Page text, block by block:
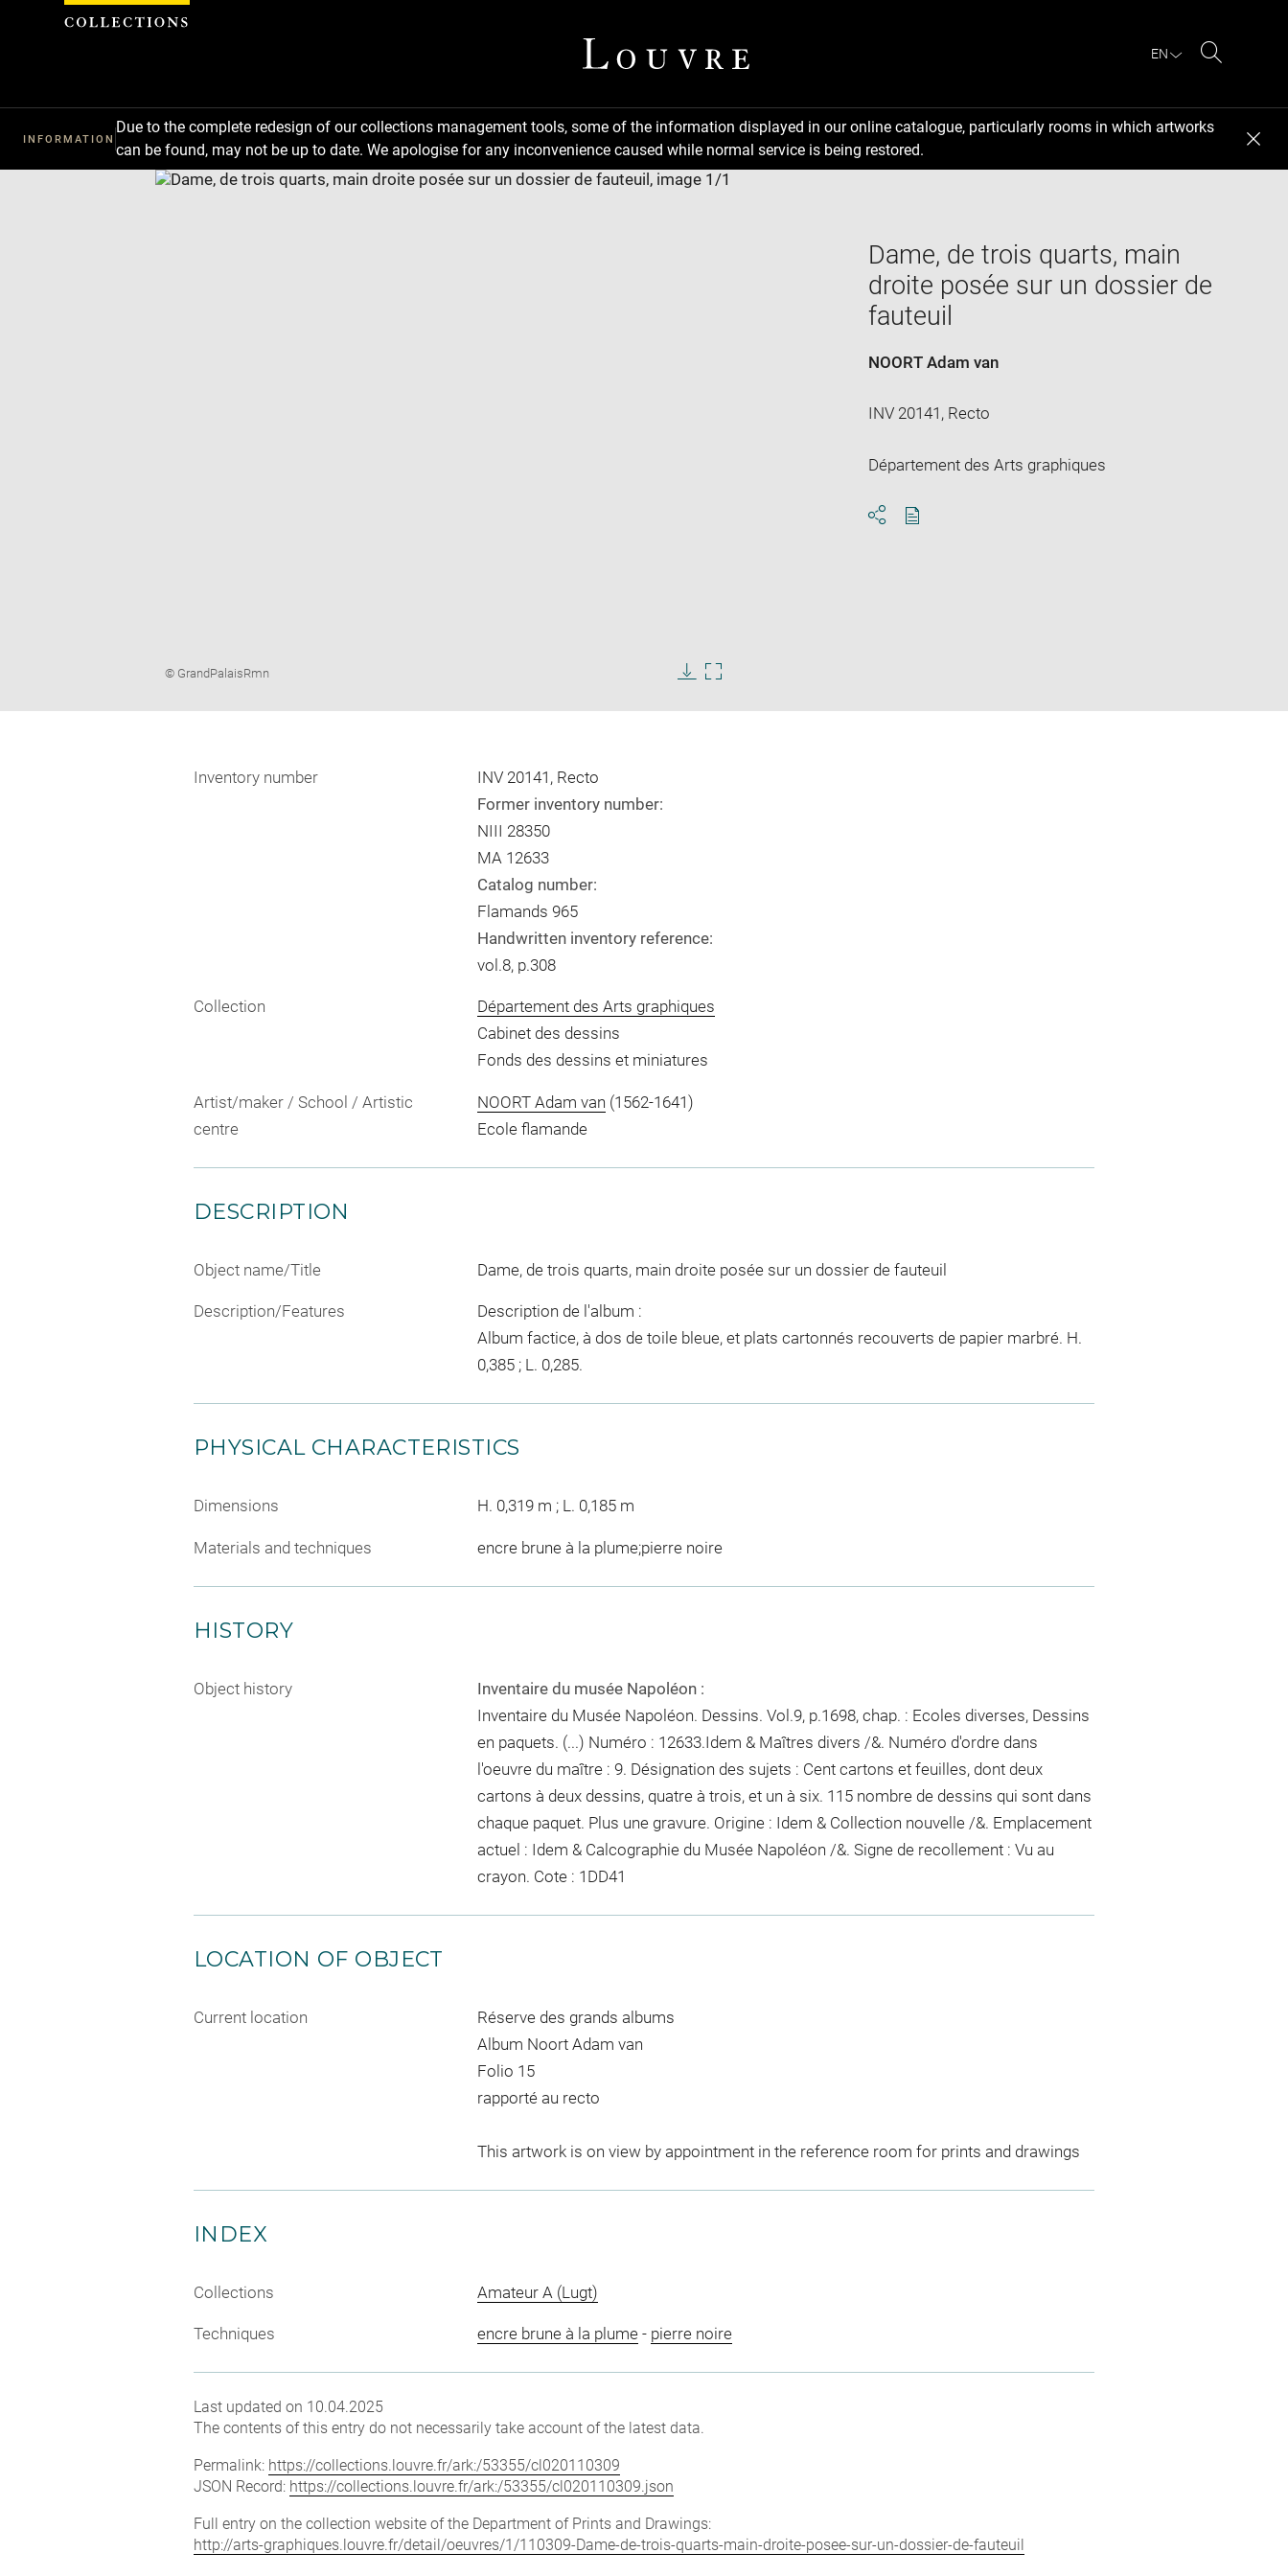
EN
INFORMATION
Due to the complete redesign of our collections management tools, some of the information displayed in our online catalogue, particularly rooms in which artworks
can be found, may not be up to date. We apologise for any inconvenience caused while normal service is being restored.
new
Image
© GrandPalaisRmn
imageimage
Dame, de trois quarts, main
droite posée sur un dossier de
fauteuil
NOORT Adam van
INV 20141, Recto
Département des Arts graphiques
Inventory number
INV 20141, Recto
Former inventory number:
NIII 28350
MA 12633
Catalog number:
Flamands 965
Handwritten inventory reference:
vol.8, p.308
Collection
Département des Arts graphiques
Cabinet des dessins
Fonds des dessins et miniatures
Artist/maker / School / Artistic
centre
NOORT Adam van (1562-1641)
Ecole flamande
DESCRIPTION
Object name/Title Dame, de trois quarts, main droite posée sur un dossier de fauteuil
Description/Features
Description de l'album :
Album factice, à dos de toile bleue, et plats cartonnés recouverts de papier marbré. H.
0,385 ; L. 0,285.
PHYSICAL CHARACTERISTICS
Dimensions H. 0,319 m ; L. 0,185 m
Materials and techniques encre brune à la plume;pierre noire
HISTORY
Object history
Inventaire du musée Napoléon :
Inventaire du Musée Napoléon. Dessins. Vol.9, p.1698, chap. : Ecoles diverses, Dessins
en paquets. (...) Numéro : 12633.Idem & Maîtres divers /&. Numéro d'ordre dans
l'oeuvre du maître : 9. Désignation des sujets : Cent cartons et feuilles, dont deux
cartons à deux dessins, quatre à trois, et un à six. 115 nombre de dessins qui sont dans
chaque paquet. Plus une gravure. Origine : Idem & Collection nouvelle /&. Emplacement
actuel : Idem & Calcographie du Musée Napoléon /&. Signe de recollement : Vu au
crayon. Cote : 1DD41
LOCATION OF OBJECT
Current location
Réserve des grands albums
Album Noort Adam van
Folio 15
rapporté au recto
This artwork is on view by appointment in the reference room for prints and drawings
INDEX
Collections Amateur A (Lugt)
Techniques encre brune à la plume- pierre noire
Last updated on 10.04.2025
The contents of this entry do not necessarily take account of the latest data.
Permalink: https://collections.louvre.fr/ark:/53355/cl020110309
JSON Record: https://collections.louvre.fr/ark:/53355/cl020110309.json
Full entry on the collection website of the Department of Prints and Drawings:
http://arts-graphiques.louvre.fr/detail/oeuvres/1/110309-Dame-de-trois-quarts-main-droite-posee-sur-un-dossier-de-fauteuil
Cookies management panel